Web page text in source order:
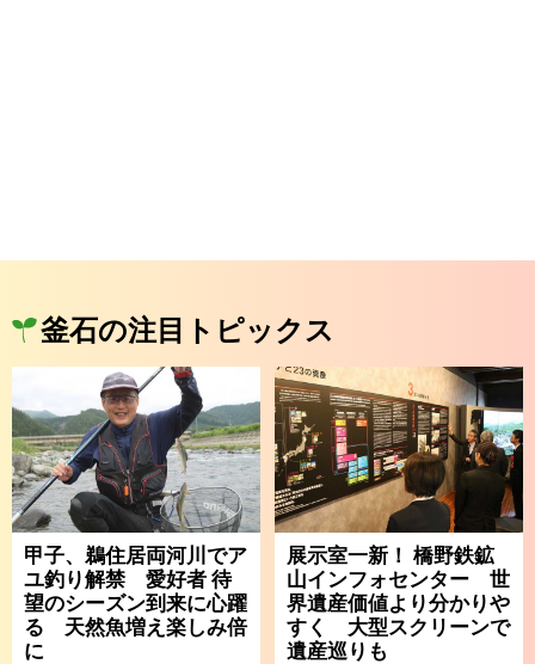
釜石の注目トピックス
甲子、鵜住居両河川でア
ユ釣り解禁 愛好者 待
望のシーズン到来に心躍
る 天然魚増え楽しみ倍
に
展示室一新！ 橋野鉄鉱
山インフォセンター 世
界遺産価値より分かりや
すく 大型スクリーンで
遺産巡りも